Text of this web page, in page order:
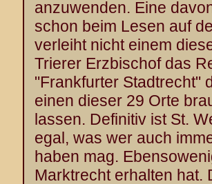
anzuwenden. Eine
schon beim Lesen auf
verleiht nicht einem
Trierer Erzbischof das
"Frankfurter Stadtrecht"
einen dieser 29 Orte
lassen. Definitiv ist St.
egal, was wer auch
haben mag.
Marktrecht erhalten hat.